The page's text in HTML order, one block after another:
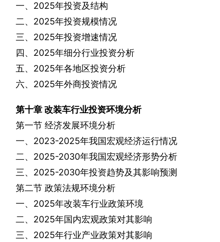
一、 2025年投资及结构
二、 2025年投资规模情况
三、 2025年投资增速情况
四、 2025年细分行业投资分析
五、 2025年各地区投资分析
六、 2025年外商投资情况
第十章改装车行业投资环境分析
第一节 经济发展环境分析
一、 2023-2025年我国宏观经济运行情况
二、 2025-2030年我国宏观经济形势分析
三、 2025-2030年投资趋势及其影响预测
第二节 政策法规环境分析
一、 2025年改装车行业政策环境
二、 2025年国内宏观政策对其影响
三、 2025年行业产业政策对其影响